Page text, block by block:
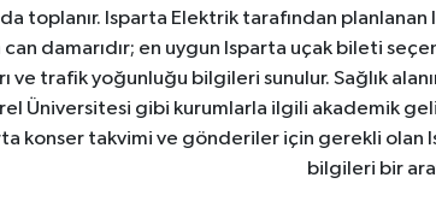
toplanır. Isparta Elektrik tarafından
can damarıdır; en uygun Isparta uçak bileti
ve trafik yoğunluğu bilgileri sunulur. Sağlık
Üniversitesi gibi kurumlarla ilgili akademik
konser takvimi ve gönderiler için gerekli olan
bilgileri bir